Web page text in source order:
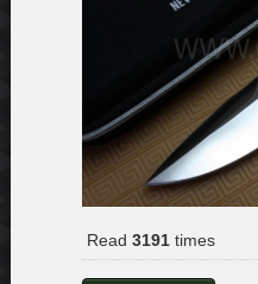
Read 3191 times